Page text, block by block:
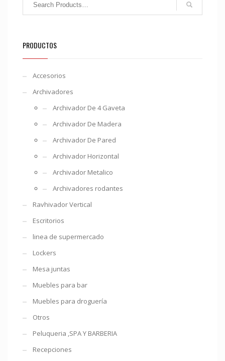
PRODUCTOS
Accesorios
Archivadores
Archivador De 4 Gaveta
Archivador De Madera
Archivador De Pared
Archivador Horizontal
Archivador Metalico
Archivadores rodantes
Ravhivador Vertical
Escritorios
linea de supermercado
Lockers
Mesa juntas
Muebles para bar
Muebles para droguería
Otros
Peluqueria ,SPA Y BARBERIA
Recepciones